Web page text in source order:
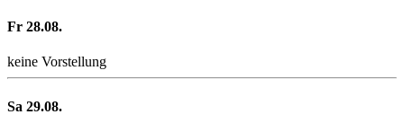
Fr 28.08.
keine Vorstellung
Sa 29.08.